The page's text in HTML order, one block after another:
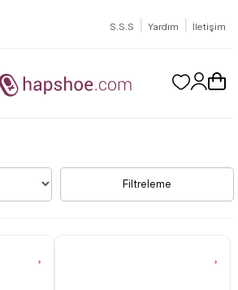
S.S.S | Yardım | İletişim
Filtreleme